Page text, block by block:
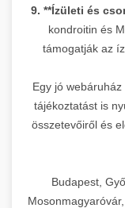
9. **Ízületi és
kondroitin és
támogatják az
Egy jó
tájékoztatást is
összetevőiről és
Budapest,